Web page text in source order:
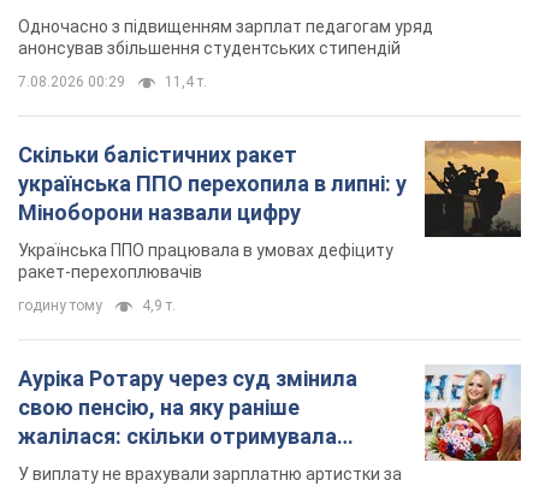
Одночасно з підвищенням зарплат педагогам уряд
анонсував збільшення студентських стипендій
7.08.2026 00:29 11,4 т.
Скільки балістичних ракет
українська ППО перехопила в липні: у
Міноборони назвали цифру
Українська ППО працювала в умовах дефіциту
ракет-перехоплювачів
годину тому 4,9 т.
Ауріка Ротару через суд змінила
свою пенсію, на яку раніше
жалілася: скільки отримувала
співачка
У виплату не врахували зарплатню артистки за